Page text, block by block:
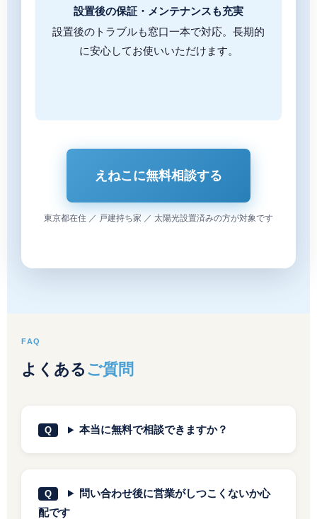
設置後の保証・メンテナンスも充実
設置後のトラブルも窓口一本で対応。長期的
に安心してお使いいただけます。
えねこに無料相談する
東京都在住 ／ 戸建持ち家 ／ 太陽光設置済みの方が対象です
FAQ
よくある ご質問
本当に無料で相談できますか？
問い合わせ後に営業がしつこくないか心
配です